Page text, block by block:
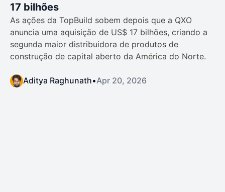
17 bilhões
As ações da TopBuild sobem depois que a QXO
anuncia uma aquisição de US$ 17 bilhões, criando a
segunda maior distribuidora de produtos de
construção de capital aberto da América do Norte.
Aditya Raghunath•Apr 20, 2026